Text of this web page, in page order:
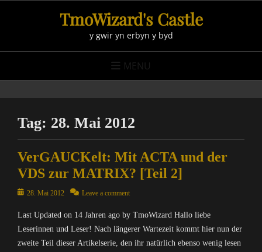
TmoWizard's Castle
y gwir yn erbyn y byd
MENU
Tag: 28. Mai 2012
VerGAUCKelt: Mit ACTA und der
VDS zur MATRIX? [Teil 2]
Posted28. Mai 2012 Leave a comment
Last Updated on 14 Jahren ago by TmoWizard Hallo liebe
Leserinnen und Leser! Nach längerer Wartezeit kommt hier nun der
zweite Teil dieser Artikelserie, den ihr natürlich ebenso wenig lesen